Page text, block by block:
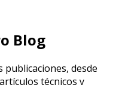
Blog
desde
técnicos y